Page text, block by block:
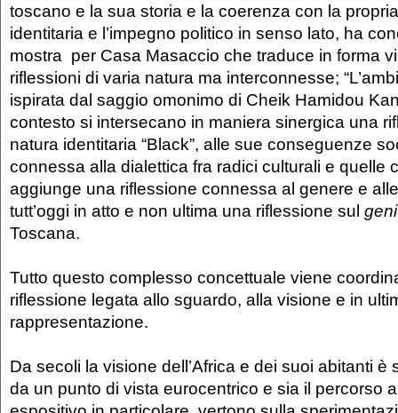
toscano e la sua storia e la coerenza con la
identitaria e l’impegno politico in senso lato, ha
mostra per Casa Masaccio che traduce in forma
riflessioni di varia natura ma interconnesse;
ispirata dal saggio omonimo di Cheik Hamidou
contesto si intersecano in maniera sinergica una
natura identitaria “Black”, alle sue conseguenze
connessa alla dialettica fra radici culturali e quelle
aggiunge una riflessione connessa al genere e
tutt’oggi in atto e non ultima una riflessione sul
Toscana.
Tutto questo complesso concettuale viene
riflessione legata allo sguardo, alla visione e in
rappresentazione.
Da secoli la visione dell’Africa e dei suoi abitanti è
da un punto di vista eurocentrico e sia il percorso